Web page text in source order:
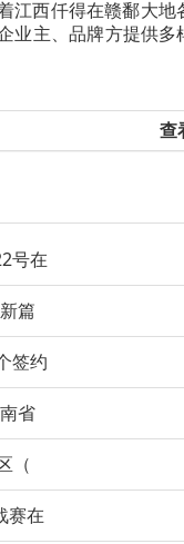
江西仟得在赣鄱大
业主、品牌方提供
查
号在
篇
签约
省
（
赛在